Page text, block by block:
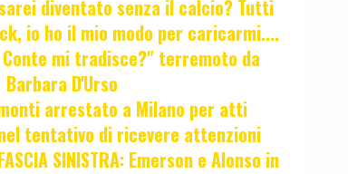
diventato senza il calcio? Tutti
io ho il mio modo per caricarmi....
Conte mi tradisce?" terremoto da
Barbara D'Urso
arrestato a Milano per atti
tentativo di ricevere attenzioni
SINISTRA: Emerson e Alonso in